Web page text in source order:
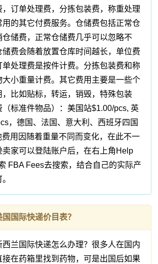
订单处理费，分拣包装费，称重处理
用的其它付费服务。仓储费包括正常仓
仓储费，正常仓储费几乎可以忽略不
费会随着放置仓库时间越长，单位费
单处理费是按件计费。分拣包装费和称
大小重量计费。其它费用主要是一些个
，比如贴标，转运，销毁，特殊包装
标准件物品）：美国站$1.00/pcs, 英
，德国、法国、意大利、西班牙四国
用因随着重量不同而变化，在此不一
卖家可以登陆账户后，在右上角Help
FBA Fees去搜索，结合自己的实际产
国际快递价目表？
西兰国际快递怎么办理？很多人在国内
在药箱里找到药物，可是出国后如果